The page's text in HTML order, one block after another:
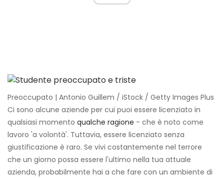
Preoccupato | Antonio Guillem / iStock / Getty Images Plus
Ci sono alcune aziende per cui puoi essere licenziato in
qualsiasi momento qualche ragione - che è noto come
lavoro 'a volontà'. Tuttavia, essere licenziato senza
giustificazione è raro. Se vivi costantemente nel terrore
che un giorno possa essere l'ultimo nella tua attuale
azienda, probabilmente hai a che fare con un ambiente di